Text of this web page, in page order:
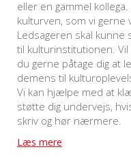
eller en gammel
kulturven, som vi gerne
Ledsageren skal
til kulturinstitutionen.
du gerne påtage dig at
demens til
Vi kan hjælpe med at
støtte dig undervejs,
skriv og hør nærmere.
Læs mere